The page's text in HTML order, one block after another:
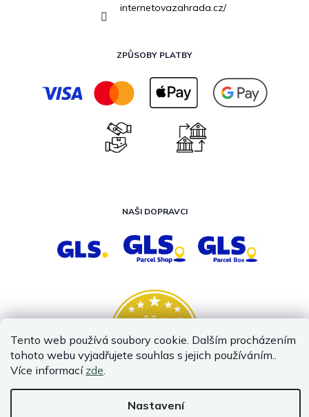
Tento web používá soubory cookie. Dalším procházením
tohoto webu vyjadřujete souhlas s jejich používáním..
Více informací zde.
Nastavení
internetovazahrada.cz/
ZPŮSOBY PLATBY
NAŠI DOPRAVCI